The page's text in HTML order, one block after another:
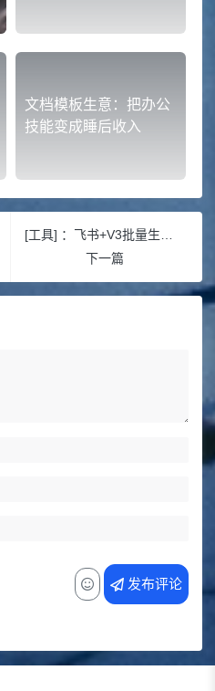
文档模板生意：把办公
技能变成睡后收入
下一篇
发布评论